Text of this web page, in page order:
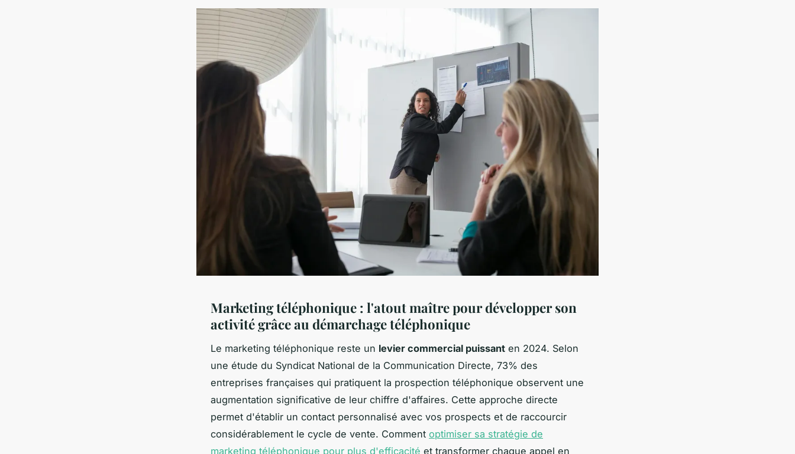
Marketing téléphonique : l'atout maître pour développer son
activité grâce au démarchage téléphonique
Le marketing téléphonique reste un levier commercial puissant en 2024. Selon
une étude du Syndicat National de la Communication Directe, 73% des
entreprises françaises qui pratiquent la prospection téléphonique observent une
augmentation significative de leur chiffre d'affaires. Cette approche directe
permet d'établir un contact personnalisé avec vos prospects et de raccourcir
considérablement le cycle de vente. Comment optimiser sa stratégie de
marketing téléphonique pour plus d'efficacité et transformer chaque appel en